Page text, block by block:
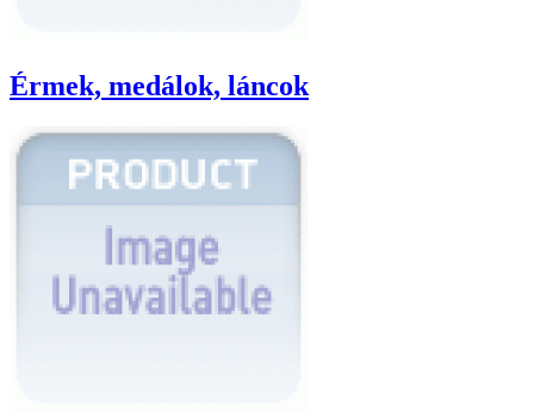
Érmek, medálok, láncok